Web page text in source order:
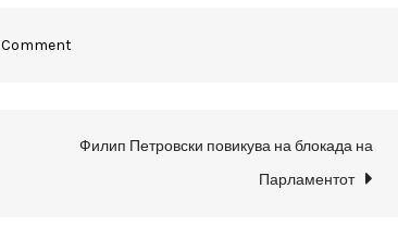
Comment
Филип Петровски повикува на блокада на
Парламентот